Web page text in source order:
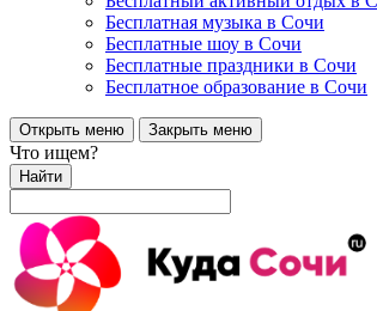
Бесплатная музыка в Сочи
Бесплатные шоу в Сочи
Бесплатные праздники в Сочи
Бесплатное образование в Сочи
Открыть меню Закрыть меню
Что ищем?
Найти